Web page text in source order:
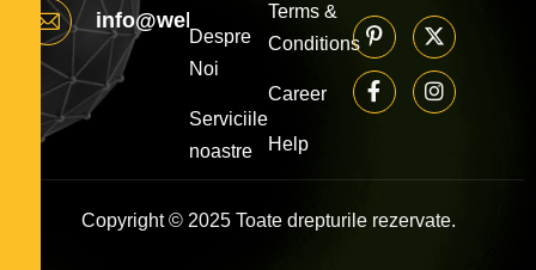
info@webdream.md
Despre
Noi
Serviciile
noastre
Terms &
Conditions
Career
Help
Copyright © 2025 Toate drepturile rezervate.